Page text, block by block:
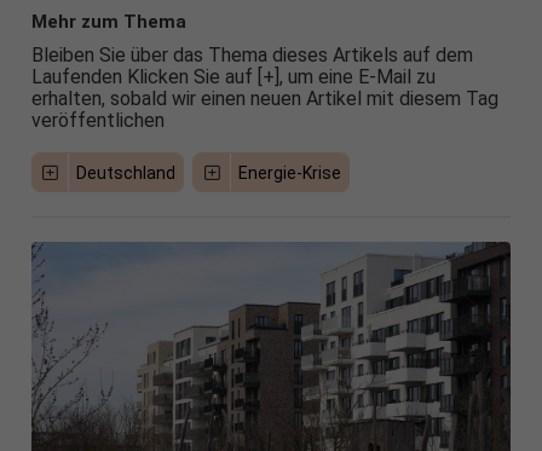
Mehr zum Thema
Bleiben Sie über das Thema dieses Artikels auf dem
Laufenden Klicken Sie auf [+], um eine E-Mail zu
erhalten, sobald wir einen neuen Artikel mit diesem Tag
veröffentlichen
Deutschland Energie-Krise